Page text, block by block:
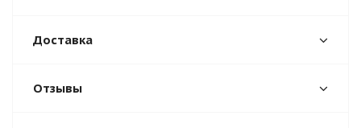
Доставка
Отзывы